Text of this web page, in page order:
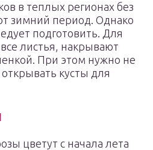
в теплых регионах без
зимний период. Однако
подготовить. Для
листья, накрывают
При этом нужно не
кусты для
цветут с начала лета